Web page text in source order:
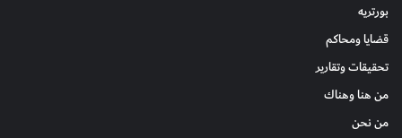
بورتريه
قضايا ومحاكم
تحقيقات وتقارير
من هنا وهناك
من نحن